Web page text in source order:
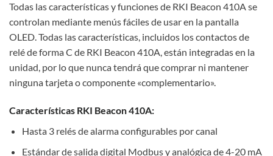
Todas las características y funciones de RKI Beacon 410A se
controlan mediante menús fáciles de usar en la pantalla
OLED. Todas las características, incluidos los contactos de
relé de forma C de RKI Beacon 410A, están integradas en la
unidad, por lo que nunca tendrá que comprar ni mantener
ninguna tarjeta o componente «complementario».
Características RKI Beacon 410A:
Hasta 3 relés de alarma configurables por canal
Estándar de salida digital Modbus y analógica de 4-20 mA